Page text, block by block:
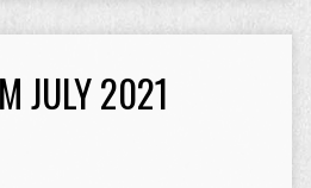
JULY 2021